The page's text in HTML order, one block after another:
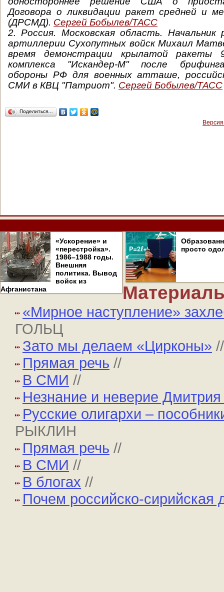
Договора о ликвидации ракет средней и
(ДРСМД). Сергей Бобылев/ТАСС
2. Россия. Московская область. Начальник
артиллерии Сухопутных войск Михаил
время демонстрации крылатой ракеты
комплекса "Искандер-М" после
обороны РФ для военных атташе,
СМИ в КВЦ "Патриот". Сергей Бобылев/ТАСС
Поделиться…
«Ускорение» и
«перестройка».
1986–1988 годы.
Внешняя
политика. Вывод
войск из
Афганистана
просто
«Мирное наступление»
ГОЛЬЦ
Зато мы делаем «Цирконы»
Прямая речь //
В СМИ //
Незнание и неверие
Русские олигархи –
РЫКЛИН
Прямая речь //
В СМИ //
В блогах //
Почем российско-сирийская